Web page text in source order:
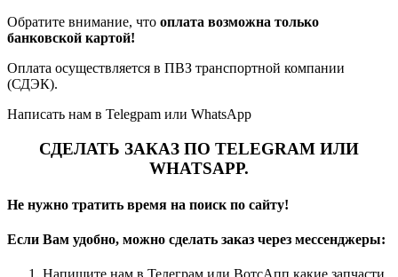
Обратите внимание, что оплата возможна только
банковской картой!
Оплата осуществляется в ПВЗ транспортной компании
(СДЭК).
Написать нам в Telegpam или WhatsApp
СДЕЛАТЬ ЗАКАЗ ПО TELEGRAM ИЛИ
WHATSAPP.
Не нужно тратить время на поиск по сайту!
Если Вам удобно, можно сделать заказ через мессенджеры: